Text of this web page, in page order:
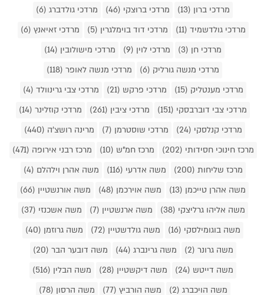
מרדכי ברון (13)
מרדכי ברוצקי (46)
מרדכי גולדברג (6)
מרדכי גולדשמיד (11)
מרדכי דוד בוימלגרין (5)
מרדכי זאיאנץ (6)
מרדכי חן (3)
מרדכי לוין (9)
מרדכי מישולובין (14)
מרדכי מנשה גורליק (6)
מרדכי מנשה לאופר (118)
מרדכי מענטליק (15)
מרדכי פרקש (21)
מרדכי צבי גרינוולד (4)
מרדכי צבי דוברבסקי (151)
מרדכי ציבין (261)
מרדכי קוזלינר (14)
מרדכי קנלסקי (24)
מרדכי שוסטרמן (7)
מרינה רושצ'ה (440)
מרכז חינוכי חסידותי (202)
מרכז חמ"ש (10)
מרכז רבני אירופה (471)
מרכז שליחות (200)
משה אדרעי (116)
משה אהרן וילהלם (4)
משה אהרן טייכמן (13)
משה אוירכמן (48)
משה אורנשטיין (66)
משה אליהו גרליצקי (38)
משה ארנשטיין (7)
משה אשכנזי (37)
משה בוגומילסקי (16)
משה גולדשטיין (72)
משה גרוזמן (40)
משה גרונר (2)
משה גרינברג (44)
משה דובער הבר (20)
משה דייטש (24)
משה דיקשטיין (28)
משה הבלין (516)
משה הויכברג (2)
משה הורביץ (77) משה הרסון (78)